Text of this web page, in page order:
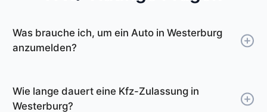
Was brauche ich, um ein Auto in Westerburg
anzumelden?
Reisepass, die Zulassungsbescheinigung Teil I
Wie lange dauert eine Kfz-Zulassung in
Westerburg?